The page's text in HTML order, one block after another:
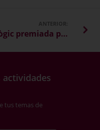
ANTERIOR:
La rehabilitación del Museu Arqueològic premiada por l'Asociación de Colegios Oficiales de la Arquitectura Técnica en Ciudades Patrimonio Mundial
tus temas de